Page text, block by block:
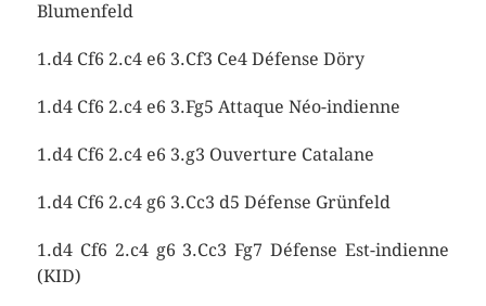
Blumenfeld
1.d4 Cf6 2.c4 e6 3.Cf3 Ce4 Défense Döry
1.d4 Cf6 2.c4 e6 3.Fg5 Attaque Néo-indienne
1.d4 Cf6 2.c4 e6 3.g3 Ouverture Catalane
1.d4 Cf6 2.c4 g6 3.Cc3 d5 Défense Grünfeld
1.d4 Cf6 2.c4 g6 3.Cc3 Fg7 Défense Est-indienne
(KID)